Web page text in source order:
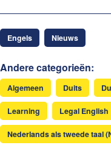
Engels Nieuws
Andere categorieën:
Algemeen Duits
Learning Legal English
Nederlands als tweede taal